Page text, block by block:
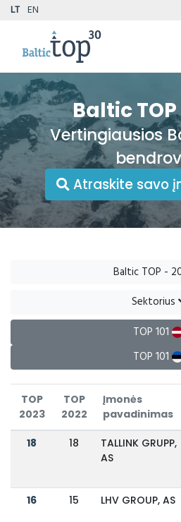
LT EN
Baltic
Vertingiausios
Atraskite savo
Baltic TOP -
Sektorius
TOP 101
TOP 101
TOP
2023
TOP
2022
Įmonės
pavadinimas
18 18
TALLINK GRUPP,
AS
16 15 LHV GROUP, AS